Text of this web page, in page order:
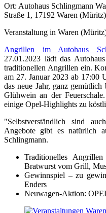
Ort: Autohaus Schlingmann
Straße 1, 17192 Waren (Müritz)
Veranstaltung in Waren
Angrillen im Autohaus
27.01.2023 lädt das
traditionellen Angrillen ein.
am 27. Januar 2023 ab 17:00
das neue Jahr, ganz
Glühwein an der
einige Opel-Highlights zu
"Selbstverständlich sind
Angebote gibt es natürlich
Schlingmann.
Traditionelles
Bratwurst vom Grill,
Gewinnspiel – zu
Enders
Neuwagen-Aktion: